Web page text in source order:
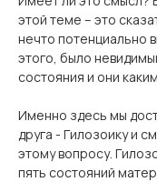
этой теме – это
нечто потенциально
этого, было
состояния и они
Именно здесь мы
друга - Гилозоику и
этому вопросу.
пять состояний